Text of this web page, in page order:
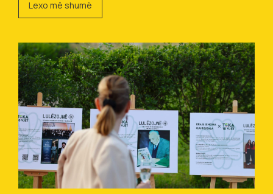
Lexo më shumë